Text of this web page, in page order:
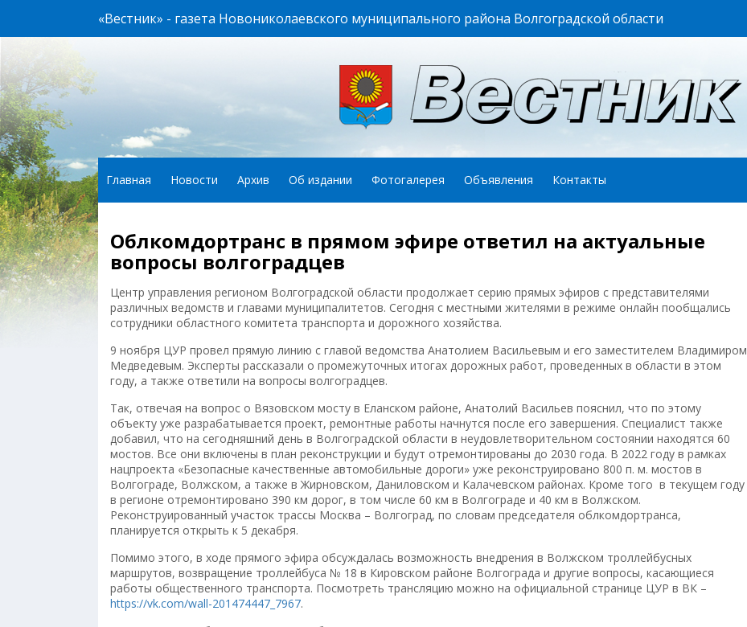
«Вестник» - газета Новониколаевского муниципального района Волгоградской области
Главная Новости Архив Об издании Фотогалерея Объявления Контакты
Облкомдортранс в прямом эфире ответил на актуальные
вопросы волгоградцев
Центр управления регионом Волгоградской области продолжает серию прямых эфиров с представителями
различных ведомств и главами муниципалитетов. Сегодня с местными жителями в режиме онлайн пообщались
сотрудники областного комитета транспорта и дорожного хозяйства.
9 ноября ЦУР провел прямую линию с главой ведомства Анатолием Васильевым и его заместителем Владимиром
Медведевым. Эксперты рассказали о промежуточных итогах дорожных работ, проведенных в области в этом
году, а также ответили на вопросы волгоградцев.
Так, отвечая на вопрос о Вязовском мосту в Еланском районе, Анатолий Васильев пояснил, что по этому
объекту уже разрабатывается проект, ремонтные работы начнутся после его завершения. Специалист также
добавил, что на сегодняшний день в Волгоградской области в неудовлетворительном состоянии находятся 60
мостов. Все они включены в план реконструкции и будут отремонтированы до 2030 года. В 2022 году в рамках
нацпроекта «Безопасные качественные автомобильные дороги» уже реконструировано 800 п. м. мостов в
Волгограде, Волжском, а также в Жирновском, Даниловском и Калачевском районах. Кроме того в текущем году
в регионе отремонтировано 390 км дорог, в том числе 60 км в Волгограде и 40 км в Волжском.
Реконструированный участок трассы Москва – Волгоград, по словам председателя облкомдортранса,
планируется открыть к 5 декабря.
Помимо этого, в ходе прямого эфира обсуждалась возможность внедрения в Волжском троллейбусных
маршрутов, возвращение троллейбуса № 18 в Кировском районе Волгограда и другие вопросы, касающиеся
работы общественного транспорта. Посмотреть трансляцию можно на официальной странице ЦУР в ВК –
https://vk.com/wall-201474447_7967.